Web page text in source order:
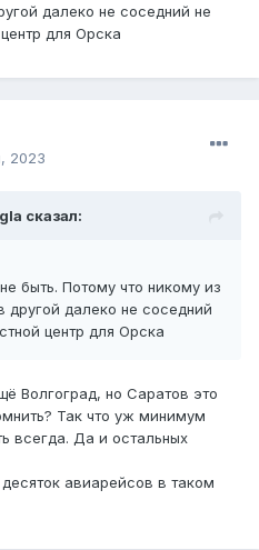
далеко не соседний не
для Орска
2023
сказал:
быть. Потому что никому из
другой далеко не соседний
центр для Орска
Волгоград, но Саратов это
Так что уж минимум
всегда. Да и остальных
авиарейсов в таком